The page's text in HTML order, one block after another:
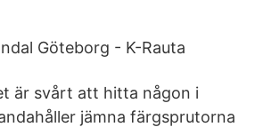
Göteborg - K-Rauta
är svårt att hitta någon i
jämna färgsprutorna